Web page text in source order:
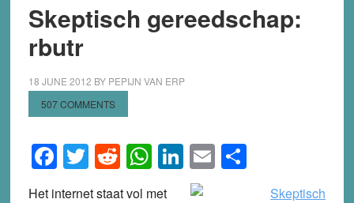
Skeptisch gereedschap:
rbutr
18 JUNE 2012 BY PEPIJN VAN ERP
507 COMMENTS
Facebook
Twitter
Reddit
WhatsApp
LinkedIn
EmailShare
Het internet staat vol met